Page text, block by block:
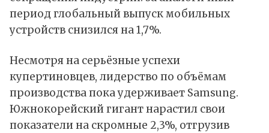
период глобальный выпуск мобильных
устройств снизился на 1,7%.
Несмотря на серьёзные успехи
купертиновцев, лидерство по объёмам
производства пока удерживает Samsung.
Южнокорейский гигант нарастил свои
показатели на скромные 2,3%, отгрузив